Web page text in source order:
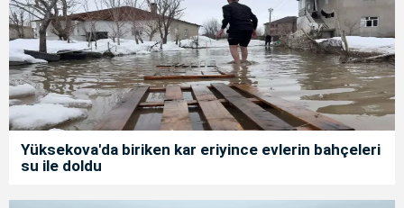
Yüksekova'da biriken kar eriyince evlerin bahçeleri
su ile doldu